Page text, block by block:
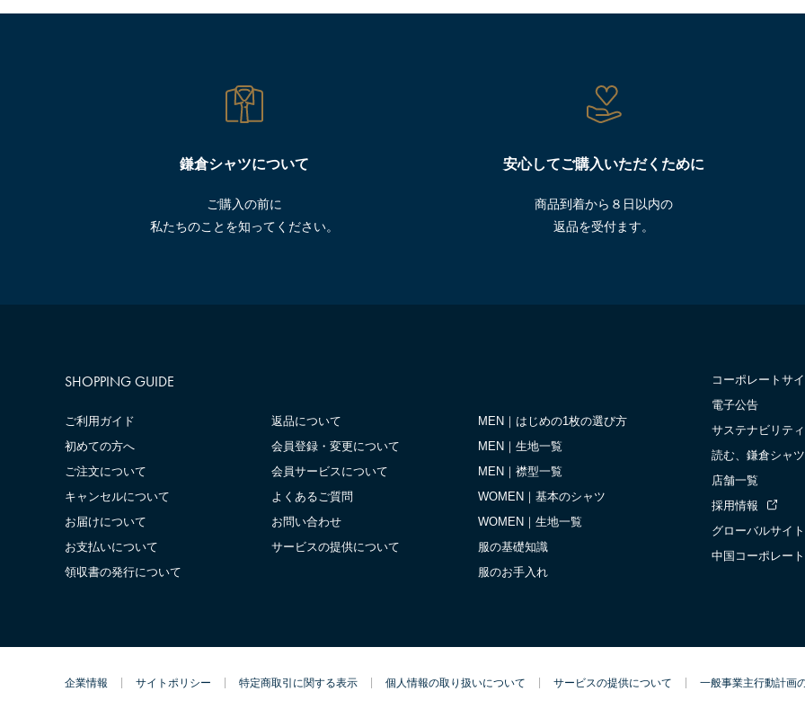
鎌倉シャツについて
ご購入の前に
私たちのことを知ってください。
安心してご購入いただくために
商品到着から８日以内の
返品を受付ます。
SHOPPING GUIDE
ご利用ガイド
初めての方へ
ご注文について
キャンセルについて
お届けについて
お支払いについて
領収書の発行について
返品について
会員登録・変更について
会員サービスについて
よくあるご質問
お問い合わせ
サービスの提供について
MEN｜はじめの1枚の選び方
MEN｜生地一覧
MEN｜襟型一覧
WOMEN｜基本のシャツ
WOMEN｜生地一覧
服の基礎知識
服のお手入れ
コーポレートサ
電子公告
サステナビリティ
読む、鎌倉シャ
店舗一覧
採用情報
グローバルサイト
中国コーポレー
企業情報 サイトポリシー 特定商取引に関する表示 個人情報の取り扱いについて サービスの提供について 一般事業主行動計画